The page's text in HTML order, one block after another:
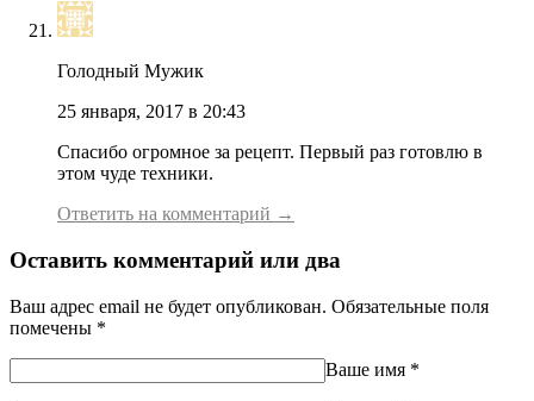
Голодный Мужик
25 января, 2017 в 20:43
Спасибо огромное за рецепт. Первый раз готовлю в
этом чуде техники.
Ответить на комментарий →
Оставить комментарий или два
Ваш адрес email не будет опубликован. Обязательные поля
помечены *
Ваше имя *